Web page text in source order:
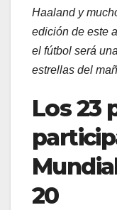
Haaland y
edición de este
el fútbol será
estrellas del
Los 23
20